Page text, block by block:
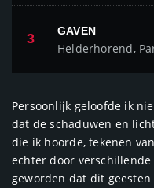
3 GAVEN
Helderhorend,
Persoonlijk geloofde ik
dat de schaduwen en
die ik hoorde, tekenen
echter door
geworden dat dit